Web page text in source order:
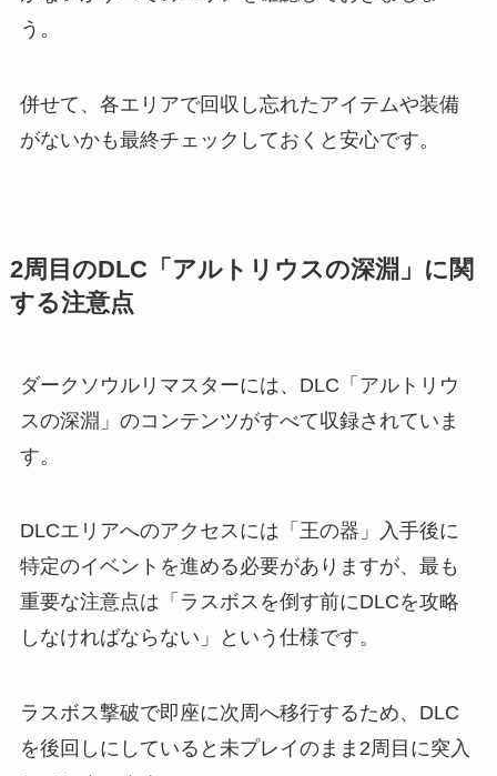
う。
併せて、各エリアで回収し忘れたアイテムや装備
がないかも最終チェックしておくと安心です。
2周目のDLC「アルトリウスの深淵」に関
する注意点
ダークソウルリマスターには、DLC「アルトリウ
スの深淵」のコンテンツがすべて収録されていま
す。
DLCエリアへのアクセスには「王の器」入手後に
特定のイベントを進める必要がありますが、最も
重要な注意点は「ラスボスを倒す前にDLCを攻略
しなければならない」という仕様です。
ラスボス撃破で即座に次周へ移行するため、DLC
を後回しにしていると未プレイのまま2周目に突入